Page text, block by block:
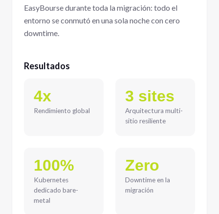
EasyBourse durante toda la migración: todo el
entorno se conmutó en una sola noche con cero
downtime.
Resultados
4x
Rendimiento global
3 sites
Arquitectura multi-
sitio resiliente
100%
Kubernetes
dedicado bare-
metal
Zero
Downtime en la
migración